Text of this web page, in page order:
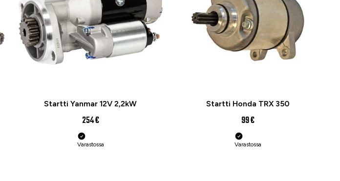
Startti Yanmar 12V 2,2kW
254 €
Varastossa
Startti Honda TRX 350
99 €
Varastossa